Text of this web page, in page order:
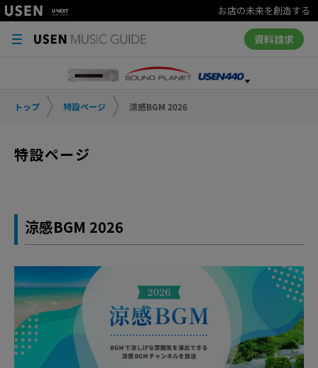
お店の未来を創造する
資料請求
トップ 特設ページ 涼感BGM 2026
特設ページ
涼感BGM 2026